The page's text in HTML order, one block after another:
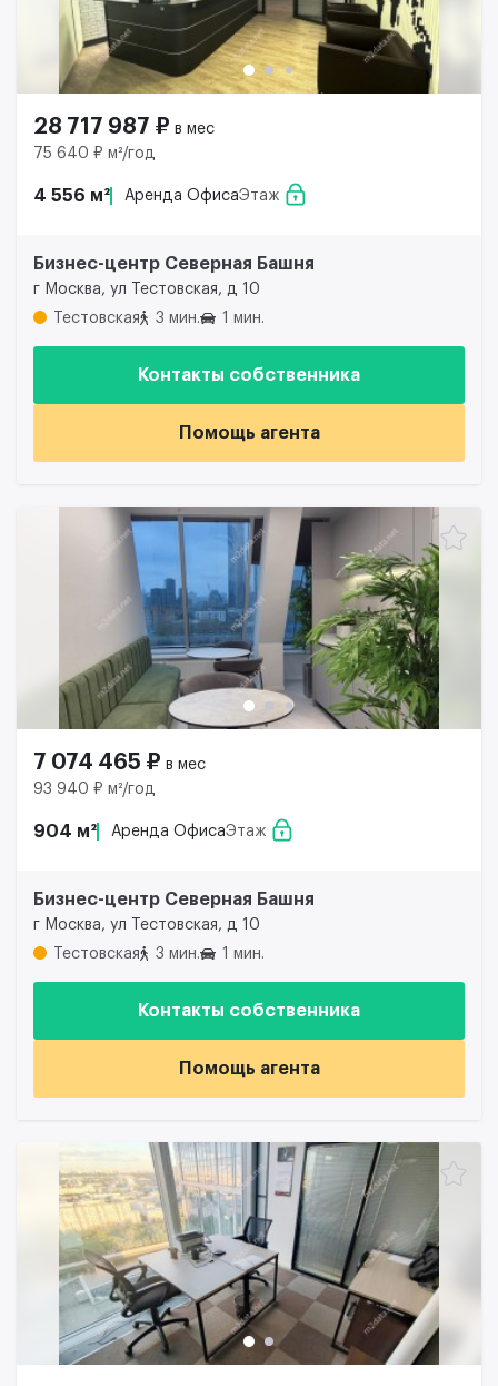
28 717 987 ₽ в мес
75 640 ₽ м²/год
4 556 м² Аренда ОфисаЭтаж
Бизнес-центр Северная Башня
г Москва, ул Тестовская, д 10
Тестовская
3 мин. 1 мин.
Контакты собственника
Помощь агента
7 074 465 ₽ в мес
93 940 ₽ м²/год
904 м² Аренда ОфисаЭтаж
Бизнес-центр Северная Башня
г Москва, ул Тестовская, д 10
Тестовская
3 мин. 1 мин.
Контакты собственника
Помощь агента